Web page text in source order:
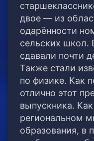
двое — из
одарённости
сельских школ.
сдавали почти
Также стали
по физике. Как
отлично этот
выпускника.
региональном
образования, в